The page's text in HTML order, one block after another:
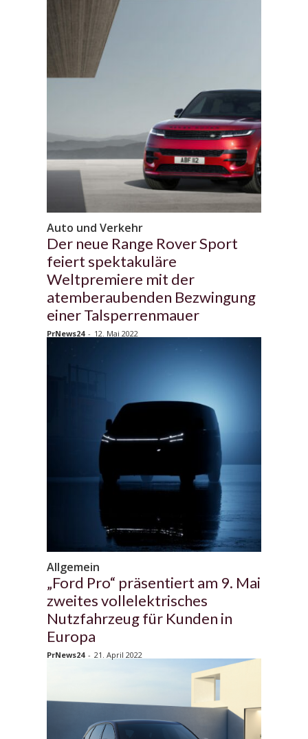
Auto und Verkehr
Der neue Range Rover Sport
feiert spektakuläre
Weltpremiere mit der
atemberaubenden Bezwingung
einer Talsperrenmauer
PrNews24 - 12. Mai 2022
Allgemein
„Ford Pro“ präsentiert am 9. Mai
zweites vollelektrisches
Nutzfahrzeug für Kunden in
Europa
PrNews24 - 21. April 2022